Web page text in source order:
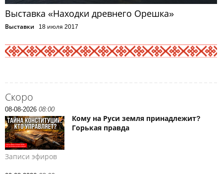
Скоро
08-08-2026 08:00
Кому на Руси земля принадлежит?
Горькая правда
Записи эфиров
Выставка «Находки древнего Орешка»
Выставки 18 июля 2017